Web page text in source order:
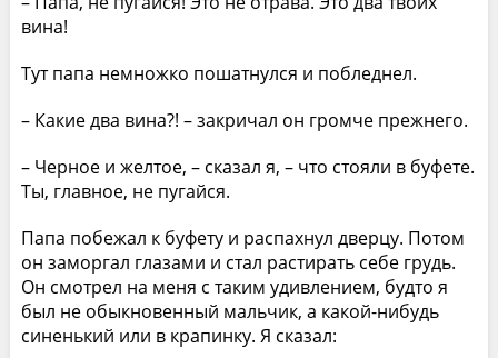
вина!
Тут папа немножко пошатнулся и побледнел.
– Какие два вина?! – закричал он громче прежнего.
– Черное и желтое, – сказал я, – что стояли в буфете.
Ты, главное, не пугайся.
Папа побежал к буфету и распахнул дверцу. Потом
он заморгал глазами и стал растирать себе грудь.
Он смотрел на меня с таким удивлением, будто я
был не обыкновенный мальчик, а какой-нибудь
синенький или в крапинку. Я сказал: